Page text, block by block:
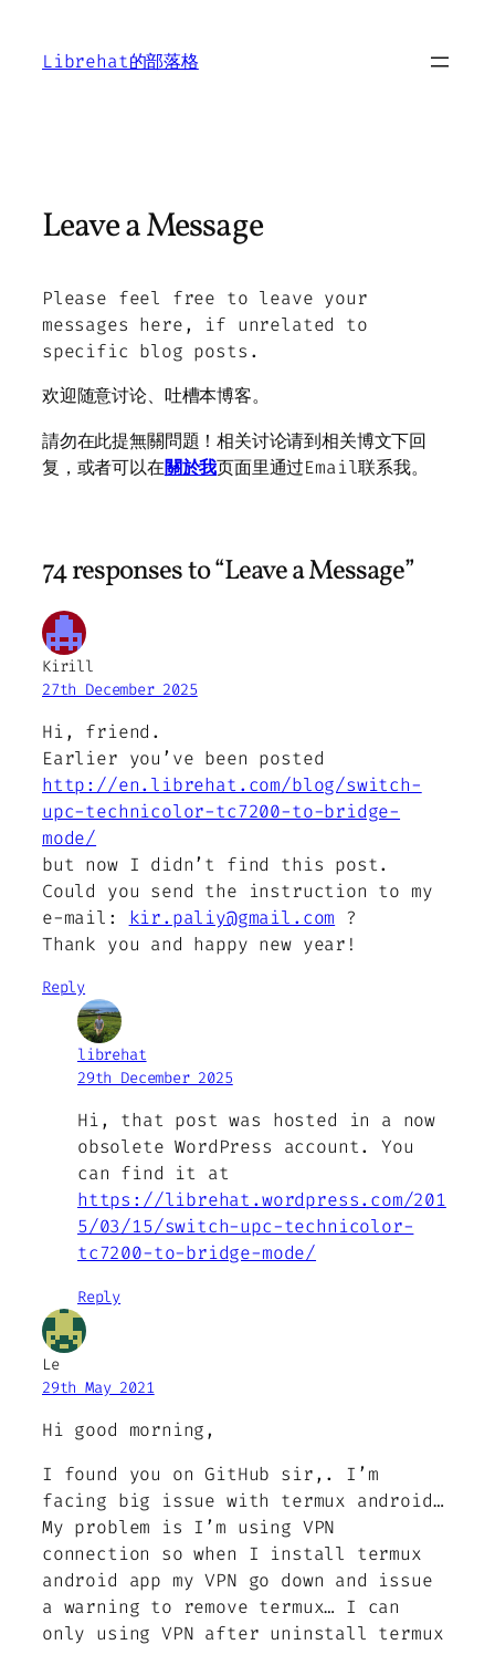
content
Librehat的部落格
Leave a Message
Please feel free to leave your
messages here, if unrelated to
specific blog posts.
欢迎随意讨论、吐槽本博客。
請勿在此提無關問題！相关讨论请到相关博文下回
复，或者可以在關於我页面里通过Email联系我。
74 responses to “Leave a Message”
Kirill
27th December 2025
Hi, friend.
Earlier you’ve been posted
http://en.librehat.com/blog/switch-
upc-technicolor-tc7200-to-bridge-
mode/
but now I didn’t find this post.
Could you send the instruction to my
e-mail: kir.paliy@gmail.com ?
Thank you and happy new year!
Reply
librehat
29th December 2025
Hi, that post was hosted in a now
obsolete WordPress account. You
can find it at
https://librehat.wordpress.com/201
5/03/15/switch-upc-technicolor-
tc7200-to-bridge-mode/
Reply
Le
29th May 2021
Hi good morning,
I found you on GitHub sir,. I’m
facing big issue with termux android…
My problem is I’m using VPN
connection so when I install termux
android app my VPN go down and issue
a warning to remove termux… I can
only using VPN after uninstall termux